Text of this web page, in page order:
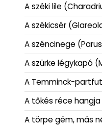
A széki lile
A székicsér
A széncinege
A szürke légykapó
A Temminck-
A tőkés réce
A törpe gém, más